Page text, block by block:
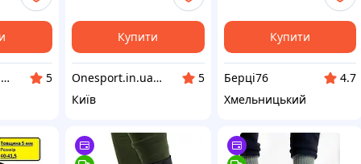
Onesport.in.ua інтернет-магазин спортивних товарів
5
Купити
Onesport.in.ua інтернет-магазин спортивних товарів
5
Київ
автоматичним
вмиканнямКупити
Берці76
4.7
Хмельницький